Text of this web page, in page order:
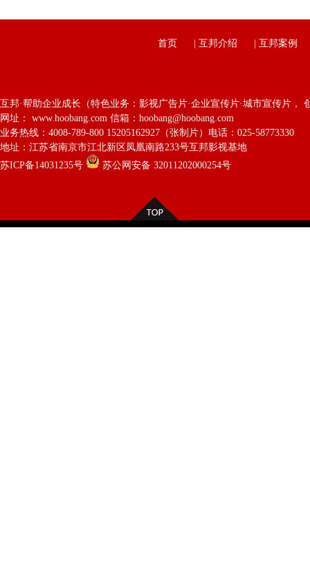
首页 互邦介绍 互邦案例
互邦·帮助企业成长（特色业务：影视广告片·企业宣传片·城市宣传片，
网址： www.hoobang.com 信箱：hoobang@hoobang.com
业务热线：4008-789-800 15205162927（张制片）电话：025-58773330
地址：江苏省南京市江北新区凤凰南路233号互邦影视基地
苏ICP备14031235号
苏公网安备 32011202000254号